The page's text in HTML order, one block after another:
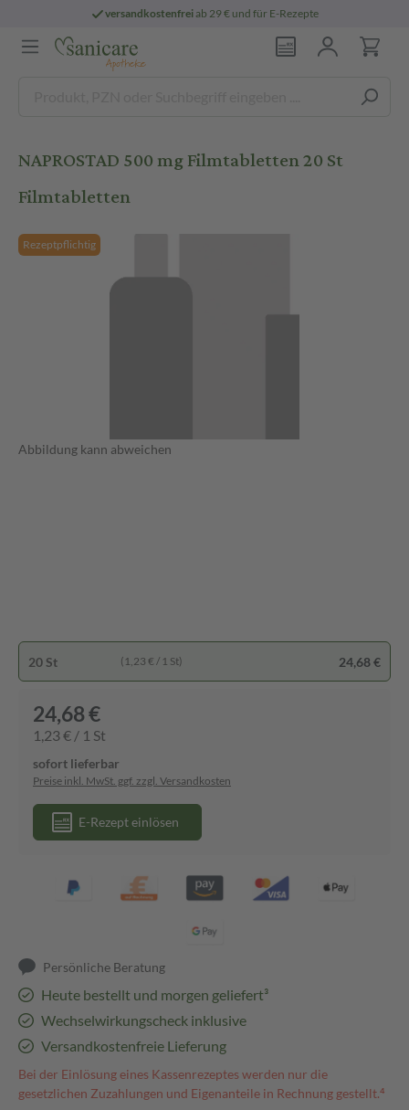
versandkostenfreiab 29 € und für E-Rezepte
NAPROSTAD 500 mg Filmtabletten 20 St
Filmtabletten
Rezeptpflichtig
Abbildung kann abweichen
20 St (1,23 € / 1 St) 24,68 €
24,68 €
1,23 € / 1 St
sofort lieferbar
Preise inkl. MwSt. ggf. zzgl. Versandkosten
E-Rezept einlösen
Persönliche Beratung
Heute bestellt und morgen geliefert³
Wechselwirkungscheck inklusive
Versandkostenfreie Lieferung
Bei der Einlösung eines Kassenrezeptes werden nur die
gesetzlichen Zuzahlungen und Eigenanteile in Rechnung gestellt.⁴